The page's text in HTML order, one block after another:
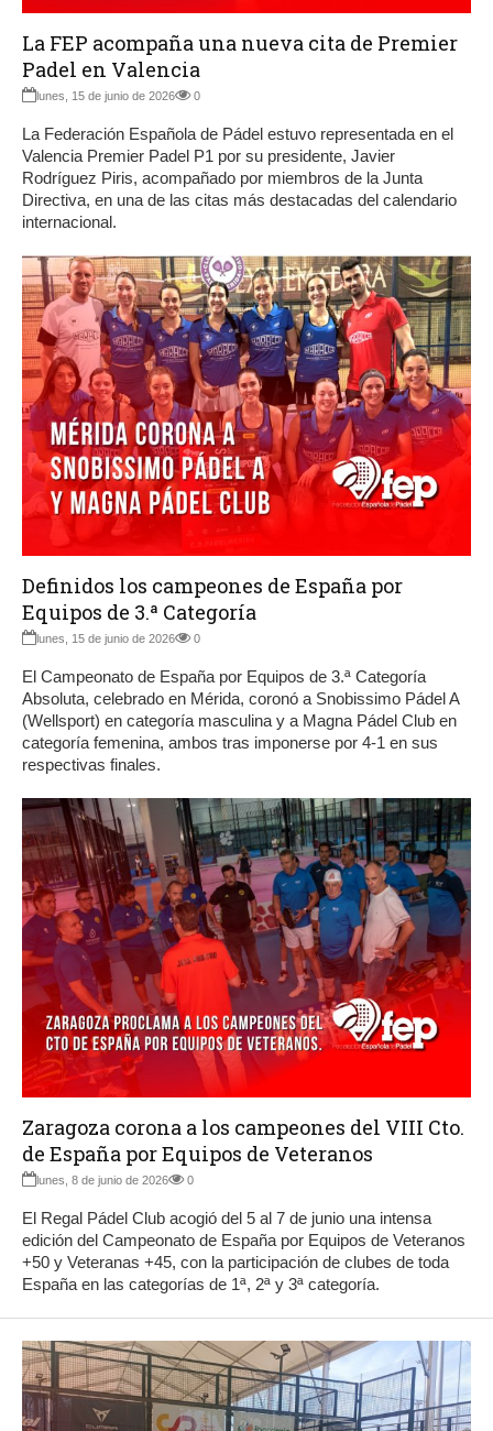
La FEP acompaña una nueva cita de Premier
Padel en Valencia
lunes, 15 de junio de 2026 0
La Federación Española de Pádel estuvo representada en el
Valencia Premier Padel P1 por su presidente, Javier
Rodríguez Piris, acompañado por miembros de la Junta
Directiva, en una de las citas más destacadas del calendario
internacional.
Definidos los campeones de España por
Equipos de 3.ª Categoría
lunes, 15 de junio de 2026 0
El Campeonato de España por Equipos de 3.ª Categoría
Absoluta, celebrado en Mérida, coronó a Snobissimo Pádel A
(Wellsport) en categoría masculina y a Magna Pádel Club en
categoría femenina, ambos tras imponerse por 4-1 en sus
respectivas finales.
Zaragoza corona a los campeones del VIII Cto.
de España por Equipos de Veteranos
lunes, 8 de junio de 2026 0
El Regal Pádel Club acogió del 5 al 7 de junio una intensa
edición del Campeonato de España por Equipos de Veteranos
+50 y Veteranas +45, con la participación de clubes de toda
España en las categorías de 1ª, 2ª y 3ª categoría.